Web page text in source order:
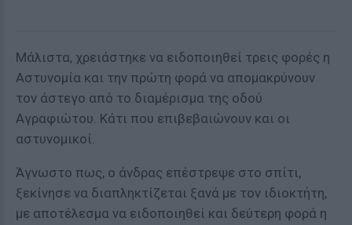
Μάλιστα, χρειάστηκε να ειδοποιηθεί τρεις φορές η
Αστυνομία και την πρώτη φορά να απομακρύνουν
τον άστεγο από το διαμέρισμα της οδού
Αγραφιώτου. Κάτι που επιβεβαιώνουν και οι
αστυνομικοί.
Άγνωστο πως, ο άνδρας επέστρεψε στο σπίτι,
ξεκίνησε να διαπληκτίζεται ξανά με τον ιδιοκτήτη,
με αποτέλεσμα να ειδοποιηθεί και δεύτερη φορά η